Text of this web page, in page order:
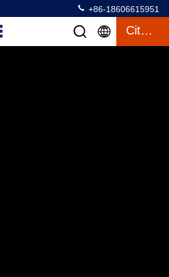
+86-18606615951
Citation